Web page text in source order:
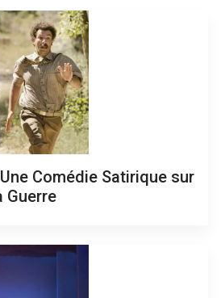
Comédie Satirique sur
Guerre